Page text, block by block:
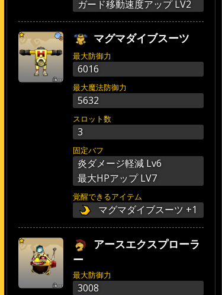
ガード移動速度アップ LV2
マグマダイブスーツ
最大防御力
6016
最大魔法防御力
5632
スロット数
3
固定バフ
炎ダメージ軽減 Lv6
最大HPアップ LV7
覚醒できるアイテム
マグマダイブスーツ +1
アースエクスプローラ
ー
最大防御力
3008